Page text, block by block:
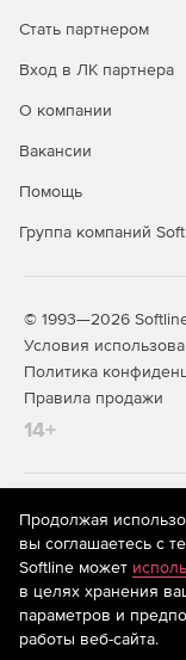
Стать партнером
Вход в ЛК партнера
О компании
Вакансии
Помощь
Группа компаний
© 1993—2026
Условия
Политика
Правила продажи
14+
На информационном
рекомендательные
предоставления
систематизации и
предпочтениям
находящихся на
Продолжая
вы соглашаетесь с
Softline может
в целях хранения
параметров и
работы веб-сайта.